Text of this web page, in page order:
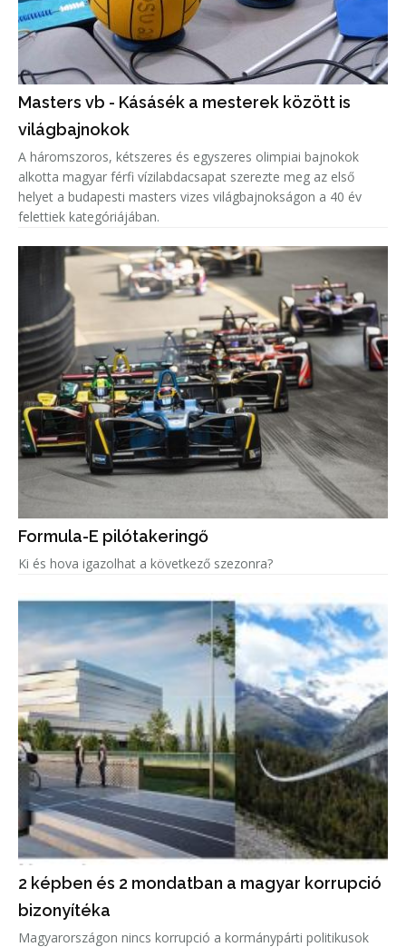
Masters vb - Kásásék a mesterek között is
világbajnokok
A háromszoros, kétszeres és egyszeres olimpiai bajnokok
alkotta magyar férfi vízilabdacsapat szerezte meg az első
helyet a budapesti masters vizes világbajnokságon a 40 év
felettiek kategóriájában.
Formula-E pilótakeringő
Ki és hova igazolhat a következő szezonra?
2 képben és 2 mondatban a magyar korrupció
bizonyítéka
Magyarországon nincs korrupció a kormánypárti politikusok